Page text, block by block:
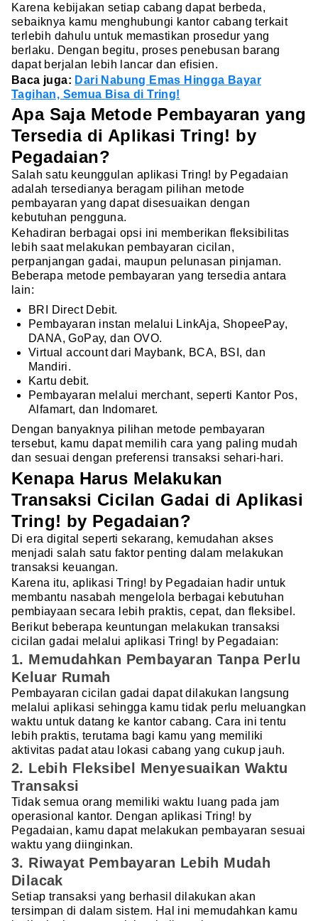
Karena kebijakan setiap cabang dapat berbeda,
sebaiknya kamu menghubungi kantor cabang terkait
terlebih dahulu untuk memastikan prosedur yang
berlaku. Dengan begitu, proses penebusan barang
dapat berjalan lebih lancar dan efisien.
Baca juga: Dari Nabung Emas Hingga Bayar
Tagihan, Semua Bisa di Tring!
Apa Saja Metode Pembayaran yang
Tersedia di Aplikasi Tring! by
Pegadaian?
Salah satu keunggulan aplikasi Tring! by Pegadaian
adalah tersedianya beragam pilihan metode
pembayaran yang dapat disesuaikan dengan
kebutuhan pengguna.
Kehadiran berbagai opsi ini memberikan fleksibilitas
lebih saat melakukan pembayaran cicilan,
perpanjangan gadai, maupun pelunasan pinjaman.
Beberapa metode pembayaran yang tersedia antara
lain:
BRI Direct Debit.
Pembayaran instan melalui LinkAja, ShopeePay,
DANA, GoPay, dan OVO.
Virtual account dari Maybank, BCA, BSI, dan
Mandiri.
Kartu debit.
Pembayaran melalui merchant, seperti Kantor Pos,
Alfamart, dan Indomaret.
Dengan banyaknya pilihan metode pembayaran
tersebut, kamu dapat memilih cara yang paling mudah
dan sesuai dengan preferensi transaksi sehari-hari.
Kenapa Harus Melakukan
Transaksi Cicilan Gadai di Aplikasi
Tring! by Pegadaian?
Di era digital seperti sekarang, kemudahan akses
menjadi salah satu faktor penting dalam melakukan
transaksi keuangan.
Karena itu, aplikasi Tring! by Pegadaian hadir untuk
membantu nasabah mengelola berbagai kebutuhan
pembiayaan secara lebih praktis, cepat, dan fleksibel.
Berikut beberapa keuntungan melakukan transaksi
cicilan gadai melalui aplikasi Tring! by Pegadaian:
1. Memudahkan Pembayaran Tanpa Perlu
Keluar Rumah
Pembayaran cicilan gadai dapat dilakukan langsung
melalui aplikasi sehingga kamu tidak perlu meluangkan
waktu untuk datang ke kantor cabang. Cara ini tentu
lebih praktis, terutama bagi kamu yang memiliki
aktivitas padat atau lokasi cabang yang cukup jauh.
2. Lebih Fleksibel Menyesuaikan Waktu
Transaksi
Tidak semua orang memiliki waktu luang pada jam
operasional kantor. Dengan aplikasi Tring! by
Pegadaian, kamu dapat melakukan pembayaran sesuai
waktu yang diinginkan.
3. Riwayat Pembayaran Lebih Mudah
Dilacak
Setiap transaksi yang berhasil dilakukan akan
tersimpan di dalam sistem. Hal ini memudahkan kamu